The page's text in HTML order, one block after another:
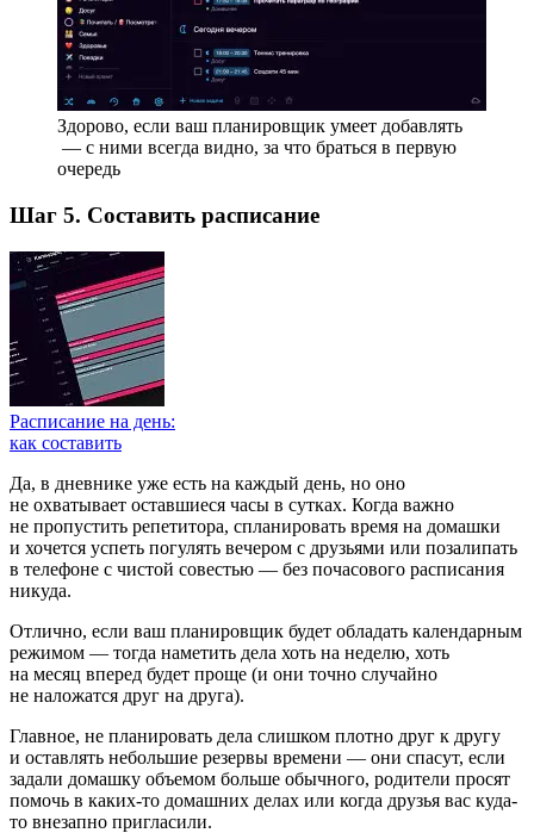
Здорово, если ваш планировщик умеет добавлять
— с ними всегда видно, за что браться в первую
очередь
Шаг 5. Составить расписание
Расписание на день:
как составить
Да, в дневнике уже есть на каждый день, но оно
не охватывает оставшиеся часы в сутках. Когда важно
не пропустить репетитора, спланировать время на домашки
и хочется успеть погулять вечером с друзьями или позалипать
в телефоне с чистой совестью — без почасового расписания
никуда.
Отлично, если ваш планировщик будет обладать календарным
режимом — тогда наметить дела хоть на неделю, хоть
на месяц вперед будет проще (и они точно случайно
не наложатся друг на друга).
Главное, не планировать дела слишком плотно друг к другу
и оставлять небольшие резервы времени — они спасут, если
задали домашку объемом больше обычного, родители просят
помочь в каких-то домашних делах или когда друзья вас куда-
то внезапно пригласили.